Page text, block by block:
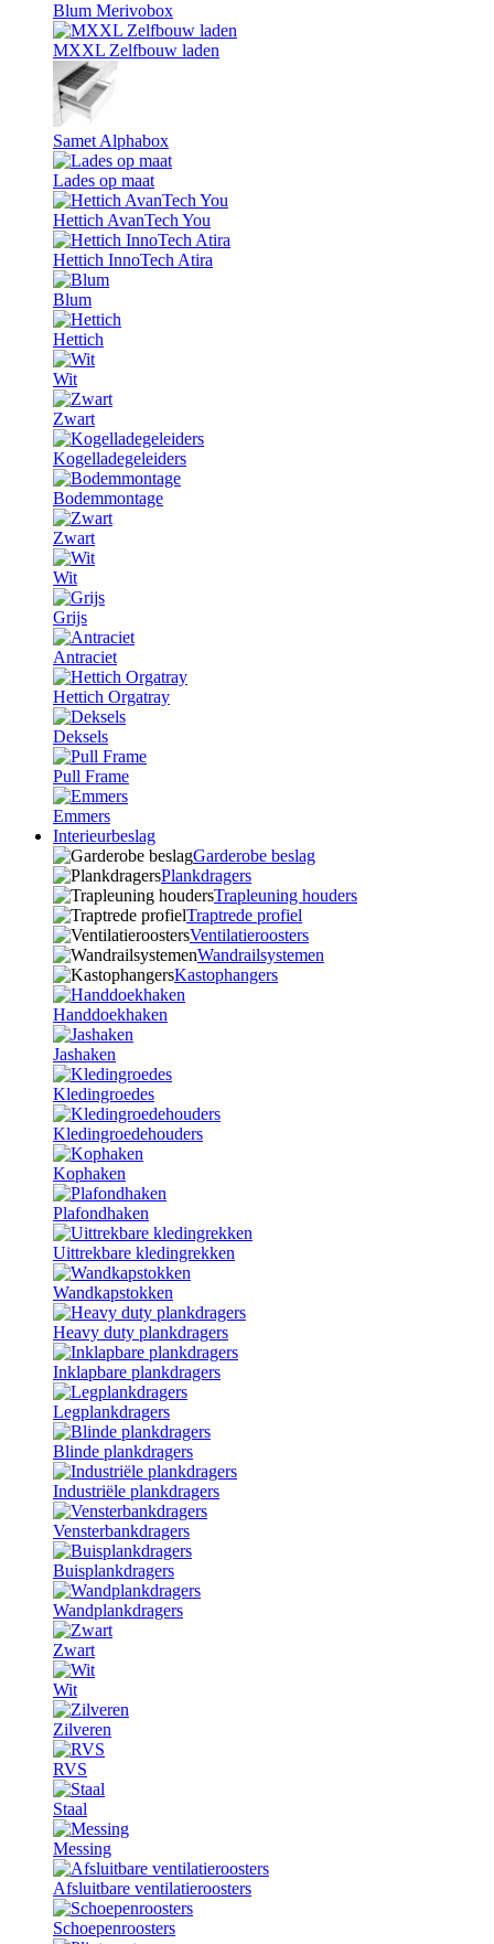
Blum Merivobox
MXXL Zelfbouw laden
Samet Alphabox
Lades op maat
Hettich AvanTech You
Hettich InnoTech Atira
Blum
Hettich
Wit
Zwart
Kogelladegeleiders
Bodemmontage
Zwart
Wit
Grijs
Antraciet
Hettich Orgatray
Deksels
Pull Frame
Emmers
Interieurbeslag
Garderobe beslag
Plankdragers
Trapleuning houders
Traptrede profiel
Ventilatieroosters
Wandrailsystemen
Kastophangers
Handdoekhaken
Jashaken
Kledingroedes
Kledingroedehouders
Kophaken
Plafondhaken
Uittrekbare kledingrekken
Wandkapstokken
Heavy duty plankdragers
Inklapbare plankdragers
Legplankdragers
Blinde plankdragers
Industriële plankdragers
Vensterbankdragers
Buisplankdragers
Wandplankdragers
Zwart
Wit
Zilveren
RVS
Staal
Messing
Afsluitbare ventilatieroosters
Schoepenroosters